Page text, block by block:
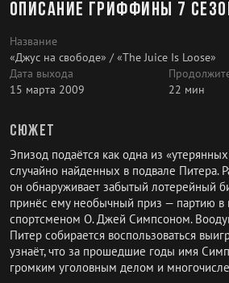
Описание Гриффины 7
Название
«Джус на свободе» / «The Juice Is Loose»
Дата выхода
15 марта 2009
22 мин
Сюжет
Эпизод подаётся как одна из
случайно найденных в подвале Питера.
он обнаруживает забытый лотерейный
принёс ему необычный приз — партию в
спортсменом О. Джей Симпсоном.
Питер собирается воспользоваться
узнаёт, что за прошедшие годы имя
громким уголовным делом и